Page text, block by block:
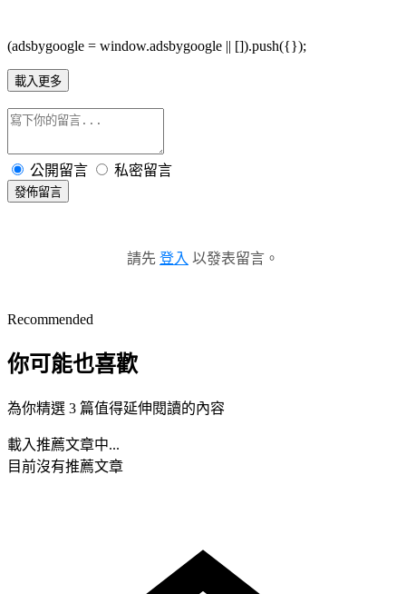
(adsbygoogle = window.adsbygoogle || []).push({});
載入更多
公開留言 私密留言
發佈留言
請先 登入 以發表留言。
Recommended
你可能也喜歡
為你精選 3 篇值得延伸閱讀的內容
載入推薦文章中...
目前沒有推薦文章